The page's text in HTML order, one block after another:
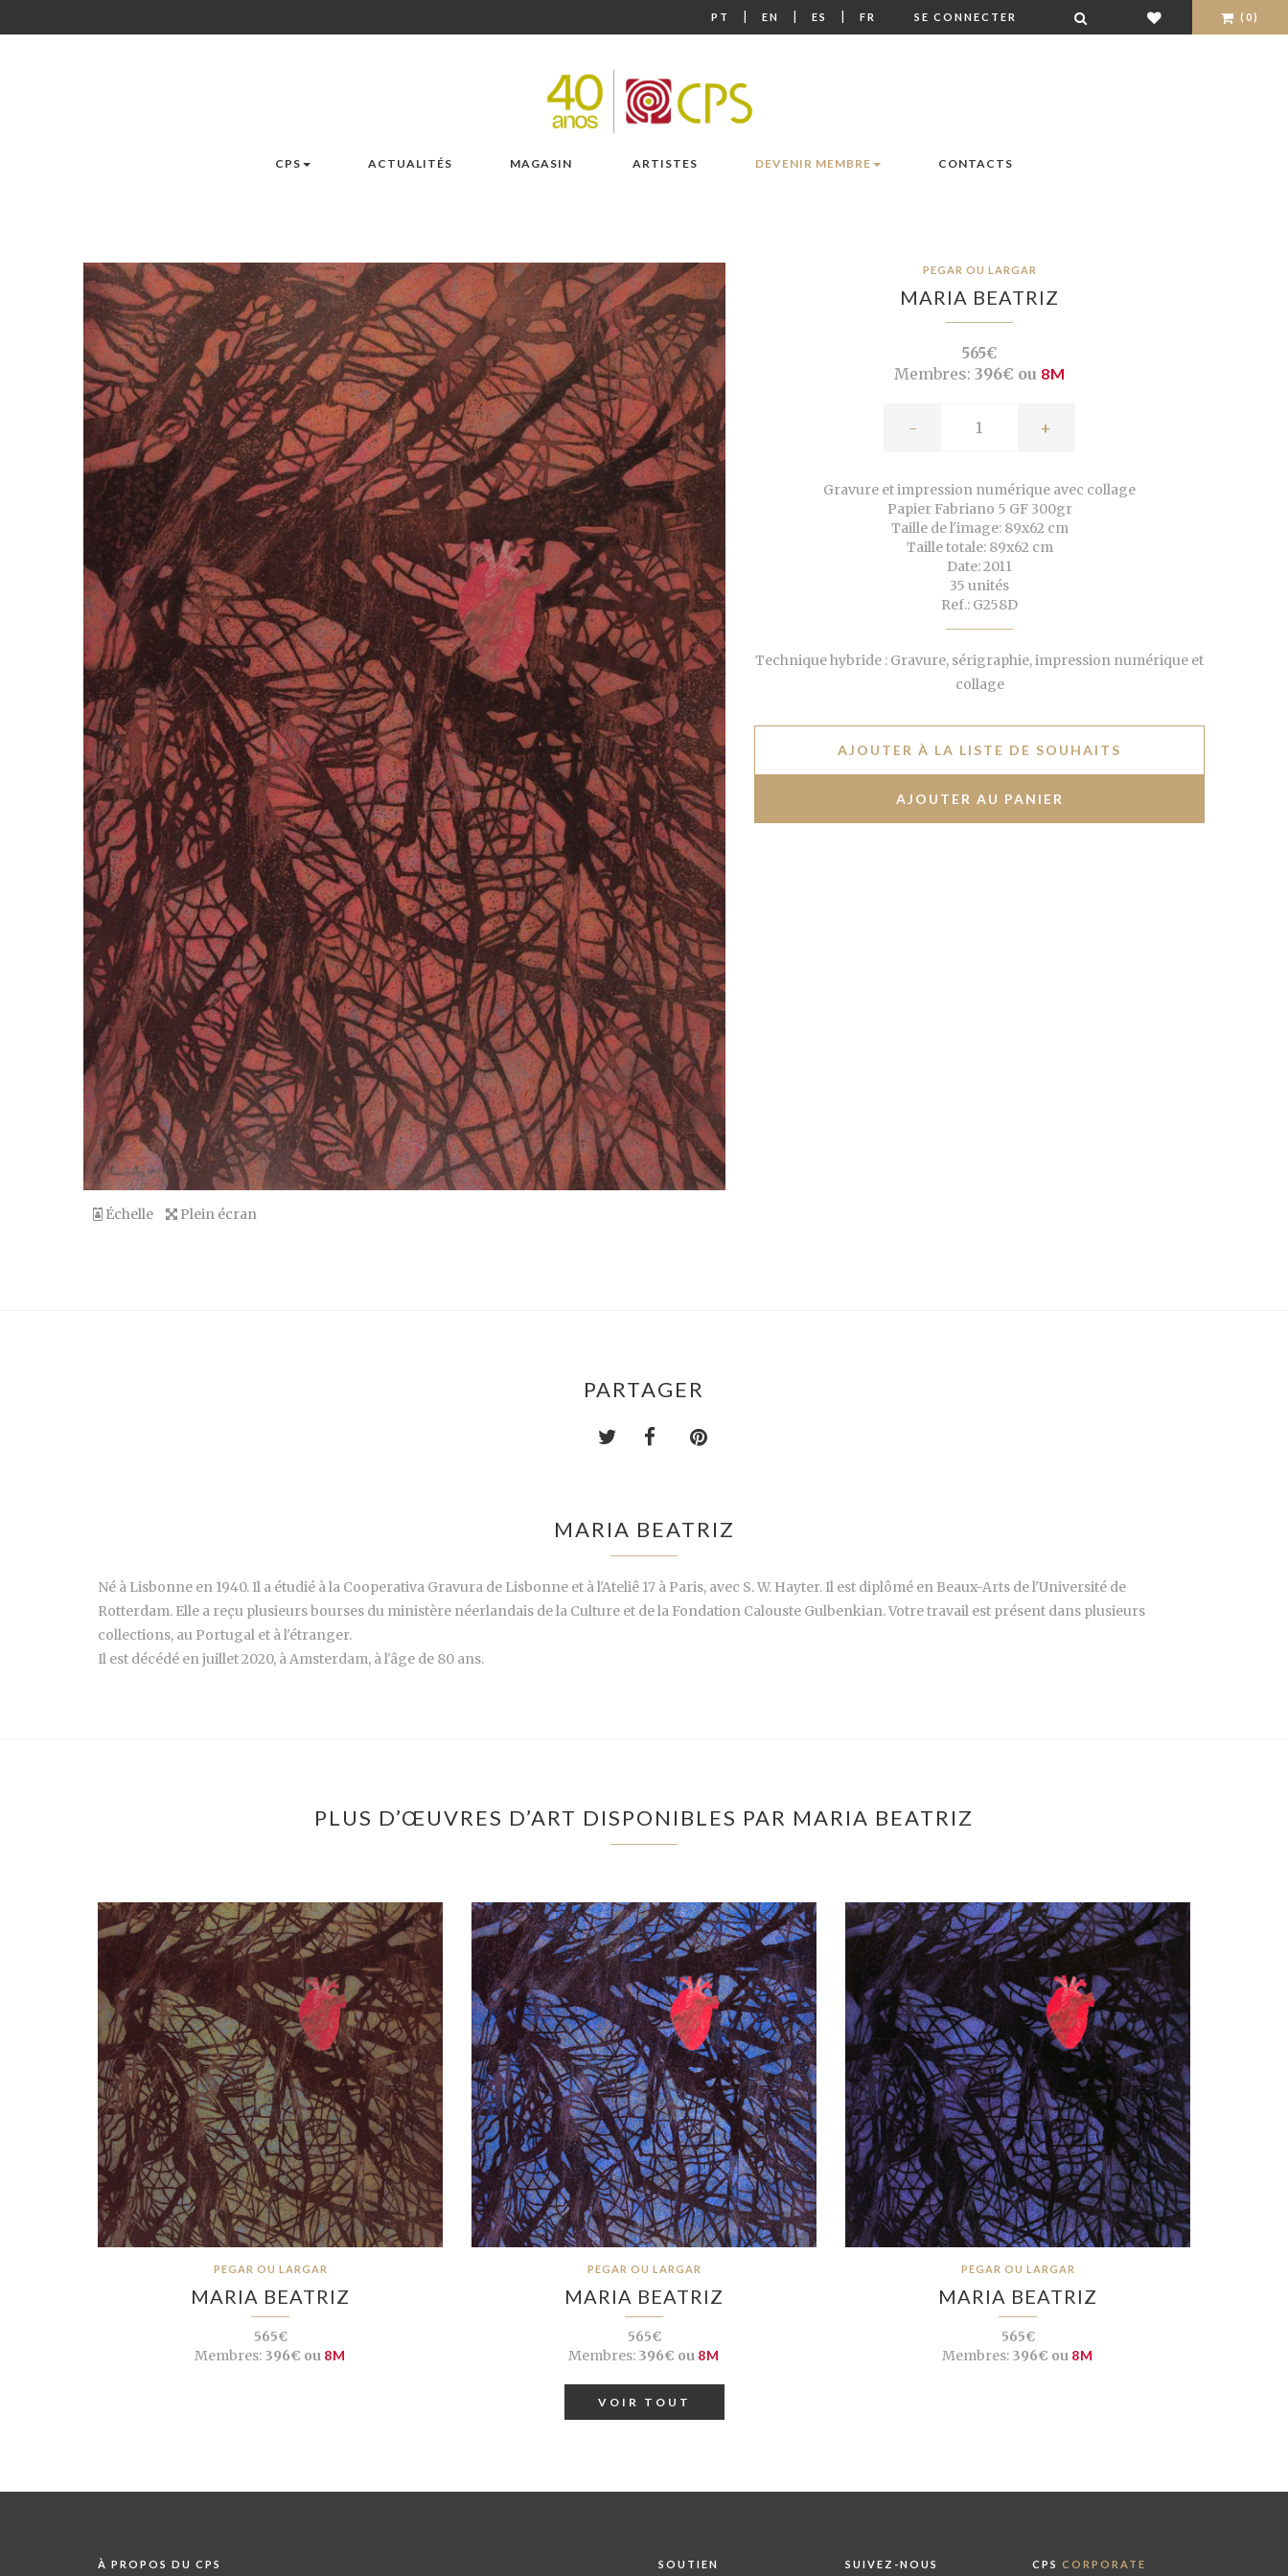
PT | EN | ES | FR SE CONNECTER (0)
CPS ACTUALITÉS MAGASIN ARTISTES DEVENIR MEMBRE CONTACTS
Échelle Plein écran
PEGAR OU LARGAR
MARIA BEATRIZ
565€
Membres: 396€ ou 8M
- +
Gravure et impression numérique avec collage
Papier Fabriano 5 GF 300gr
Taille de l'image: 89x62 cm
Taille totale: 89x62 cm
Date: 2011
35 unités
Ref.: G258D
Technique hybride : Gravure, sérigraphie, impression numérique et
collage
AJOUTER À LA LISTE DE SOUHAITS
PARTAGER
MARIA BEATRIZ
Né à Lisbonne en 1940. Il a étudié à la Cooperativa Gravura de Lisbonne et à l'Ateliê 17 à Paris, avec S. W. Hayter. Il est diplômé en Beaux-Arts de l'Université de
Rotterdam. Elle a reçu plusieurs bourses du ministère néerlandais de la Culture et de la Fondation Calouste Gulbenkian. Votre travail est présent dans plusieurs
collections, au Portugal et à l'étranger.
Il est décédé en juillet 2020, à Amsterdam, à l'âge de 80 ans.
PLUS D’ŒUVRES D’ART DISPONIBLES PAR MARIA BEATRIZ
PEGAR OU LARGAR
MARIA BEATRIZ
565€
Membres: 396€ ou 8M
PEGAR OU LARGAR
MARIA BEATRIZ
565€
Membres: 396€ ou 8M
PEGAR OU LARGAR
MARIA BEATRIZ
565€
Membres: 396€ ou 8M
VOIR TOUT
À PROPOS DU CPS SOUTIEN SUIVEZ-NOUS CPS CORPORATE